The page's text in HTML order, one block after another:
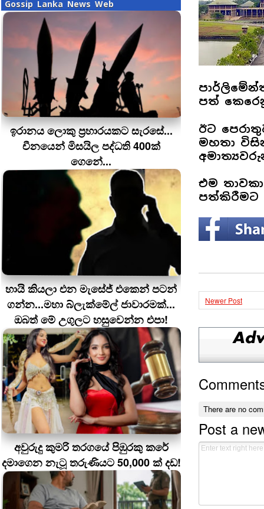
Gossip Lanka News Web
ඉරානය ලොකු ප‍්‍රහාරයකට සැරසේ...
චීනයෙන් මිසයිල පද්ධති 400ක්
ගෙනේ...
හායි කියලා එන මැසේජ් එකෙන් පටන්
ගන්න...මහා බ්ලැක්මේල් ජාවාරමක්...
ඔබත් මේ උගුලට හසුවෙන්න එපා!
අවුරුදු කුමරි තරගයේ පිඹුරකු කරේ
දමාගෙන නැටූ තරුණියට 50,000 ක් දඩ!
පත්
ඊට
මහතා
එම
පත්කිරීමට
Newer Post
There are no
Post a